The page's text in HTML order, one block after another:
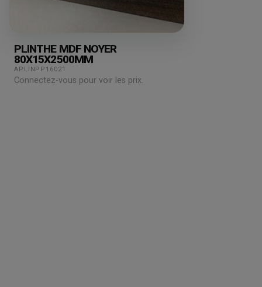
PLINTHE MDF NOYER
80X15X2500MM
APLINPP16021
Connectez-vous pour voir les prix.